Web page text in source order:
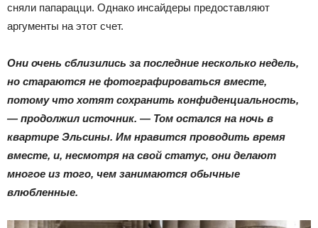
сняли папарацци. Однако инсайдеры предоставляют
аргументы на этот счет.
Они очень сблизились за последние несколько недель,
но стараются не фотографироваться вместе,
потому что хотят сохранить конфиденциальность,
— продолжил источник. — Том остался на ночь в
квартире Эльсины. Им нравится проводить время
вместе, и, несмотря на свой статус, они делают
многое из того, чем занимаются обычные
влюбленные.